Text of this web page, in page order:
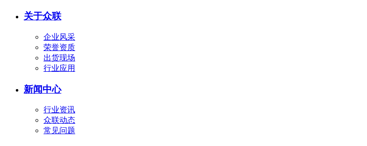
关于众联
企业风采
荣誉资质
出货现场
行业应用
新闻中心
行业资讯
众联动态
常见问题